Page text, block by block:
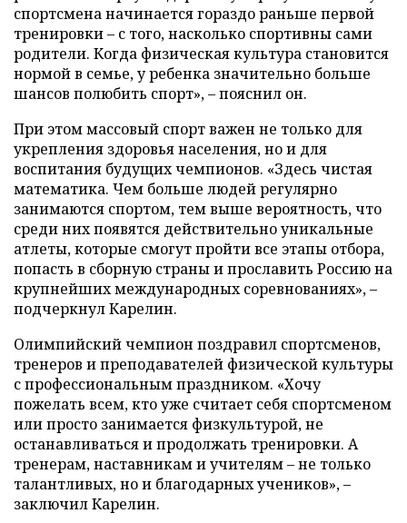
спортсмена начинается гораздо раньше первой
тренировки – с того, насколько спортивны сами
родители. Когда физическая культура становится
нормой в семье, у ребенка значительно больше
шансов полюбить спорт», – пояснил он.
При этом массовый спорт важен не только для
укрепления здоровья населения, но и для
воспитания будущих чемпионов. «Здесь чистая
математика. Чем больше людей регулярно
занимаются спортом, тем выше вероятность, что
среди них появятся действительно уникальные
атлеты, которые смогут пройти все этапы отбора,
попасть в сборную страны и прославить Россию на
крупнейших международных соревнованиях», –
подчеркнул Карелин.
Олимпийский чемпион поздравил спортсменов,
тренеров и преподавателей физической культуры
с профессиональным праздником. «Хочу
пожелать всем, кто уже считает себя спортсменом
или просто занимается физкультурой, не
останавливаться и продолжать тренировки. А
тренерам, наставникам и учителям – не только
талантливых, но и благодарных учеников», –
заключил Карелин.